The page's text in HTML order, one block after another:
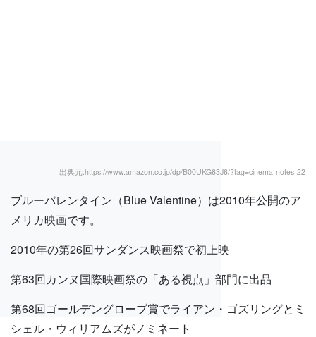
出典元:https://www.amazon.co.jp/dp/B00UKG63J6/?tag=cinema-notes-22
ブルーバレンタイン（Blue Valentine）は2010年公開のア
メリカ映画です。
2010年の第26回サンダンス映画祭で初上映
第63回カンヌ国際映画祭の「ある視点」部門に出品
第68回ゴールデングローブ賞でライアン・ゴズリングとミ
シェル・ウィリアムズがノミネート